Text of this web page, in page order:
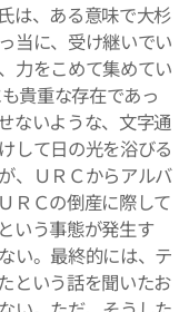
は、ある意味で大杉
当に、受け継いでい
力をこめて集めてい
貴重な存在であっ
ないような、文字通
して日の光を浴びる
、ＵＲＣからアルバ
ＲＣの倒産に際して
いう事態が発生す
い。最終的には、テ
という話を聞いたお